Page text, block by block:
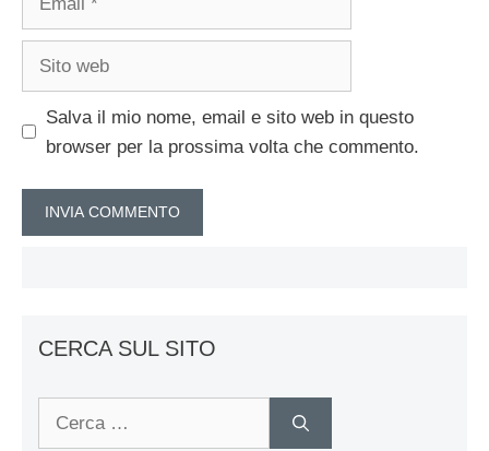
Salva il mio nome, email e sito web in questo
browser per la prossima volta che commento.
CERCA SUL SITO
Ricerca